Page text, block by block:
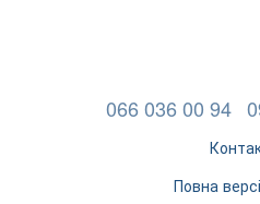
066 036 00 94
Повна